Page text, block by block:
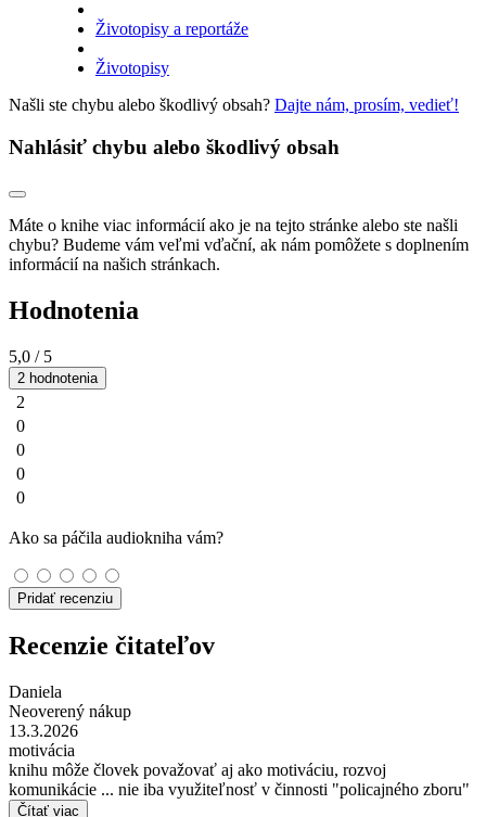
Životopisy a reportáže
Životopisy
Našli ste chybu alebo škodlivý obsah? Dajte nám, prosím, vedieť!
Nahlásiť chybu alebo škodlivý obsah
Máte o knihe viac informácií ako je na tejto stránke alebo ste našli
chybu? Budeme vám veľmi vďační, ak nám pomôžete s doplnením
informácií na našich stránkach.
Hodnotenia
5,0 / 5
2 hodnotenia
2
0
0
0
0
Ako sa páčila audiokniha vám?
Pridať recenziu
Recenzie čitateľov
Daniela
Neoverený nákup
13.3.2026
motivácia
knihu môže človek považovať aj ako motiváciu, rozvoj
komunikácie ... nie iba využiteľnosť v činnosti "policajného zboru"
Čítať viac